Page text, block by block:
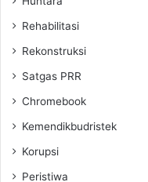
Rehabilitasi
Rekonstruksi
Satgas PRR
Chromebook
Kemendikbudristek
Korupsi
Peristiwa